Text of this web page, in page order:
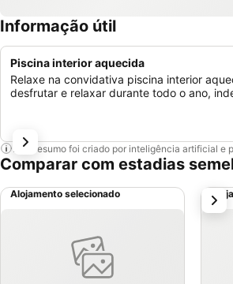
Informação útil
Piscina interior aquecida
Relaxe na convidativa piscina interior
desfrutar e relaxar durante todo o ano,
Este resumo foi criado por inteligência artificial e
Comparar com estadias
Alojamento selecionado